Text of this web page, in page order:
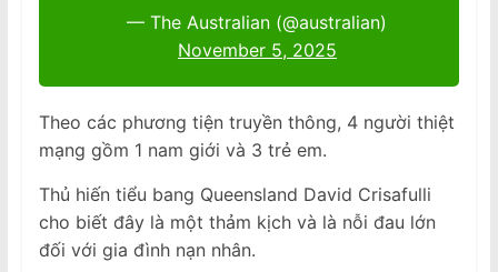
— The Australian (@australian)
November 5, 2025
Theo các phương tiện truyền thông, 4 người thiệt
mạng gồm 1 nam giới và 3 trẻ em.
Thủ hiến tiểu bang Queensland David Crisafulli
cho biết đây là một thảm kịch và là nỗi đau lớn
đối với gia đình nạn nhân.